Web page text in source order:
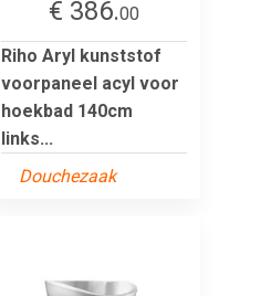
€ 386.00
Riho Aryl kunststof
voorpaneel acyl voor
hoekbad 140cm
links...
Douchezaak